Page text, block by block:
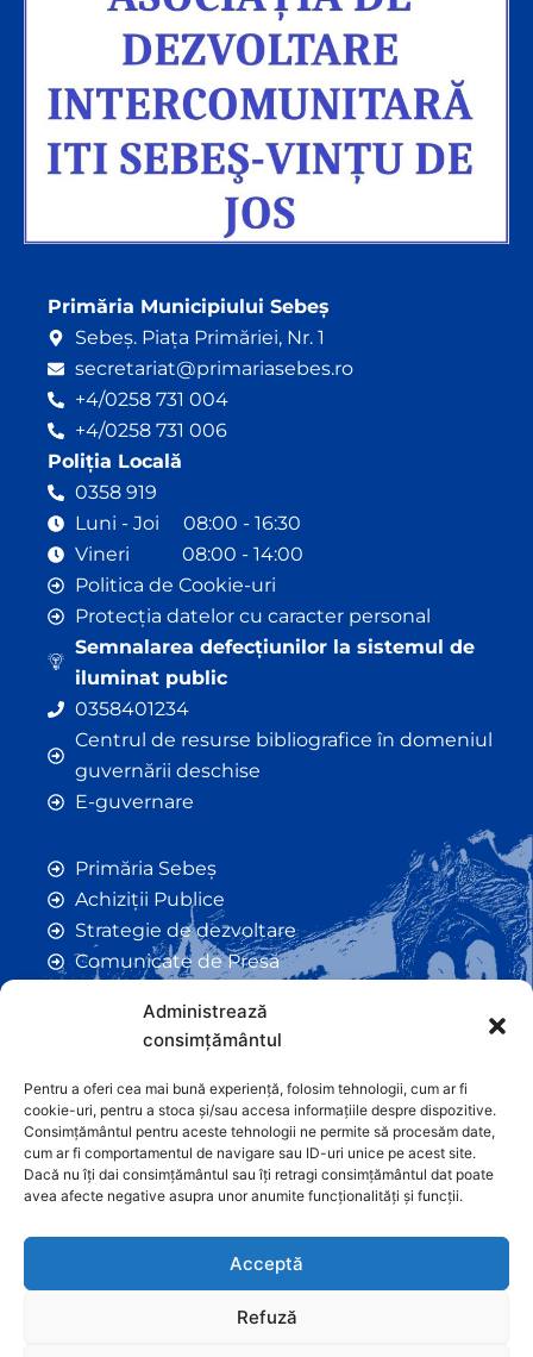
Administrează
consimțământul
Pentru a oferi cea mai bună experiență, folosim tehnologii, cum ar fi
cookie-uri, pentru a stoca și/sau accesa informațiile despre dispozitive.
Consimțământul pentru aceste tehnologii ne permite să procesăm date,
cum ar fi comportamentul de navigare sau ID-uri unice pe acest site.
Dacă nu îți dai consimțământul sau îți retragi consimțământul dat poate
avea afecte negative asupra unor anumite funcționalități și funcții.
Acceptă
Refuză
Primăria Municipiului Sebeș
Sebeș. Piața Primăriei, Nr. 1
secretariat@primariasebes.ro
+4/0258 731 004
+4/0258 731 006
Poliția Locală
0358 919
Luni - Joi 08:00 - 16:30
Vineri 08:00 - 14:00
Politica de Cookie-uri
Protecția datelor cu caracter personal
Semnalarea defecțiunilor la sistemul de
iluminat public
0358401234
Centrul de resurse bibliografice în domeniul
guvernării deschise
E-guvernare
Primăria Sebeș
Achiziții Publice
Strategie de dezvoltare
Comunicate de Presă
Anunțuri
Hotarâri de Consiliu
Certificate de Urbanism
Autorizații de Construcții
Orașe Înfrățite
Contact